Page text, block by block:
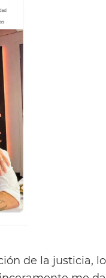
de la justicia,